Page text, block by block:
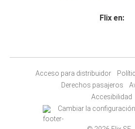
Flix en:
Acceso para distribuidor
Derechos pasajeros
Accesibilidad
Cambiar la